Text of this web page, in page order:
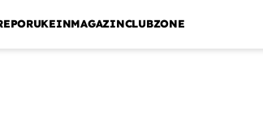
INMAGAZINCLUBZONE